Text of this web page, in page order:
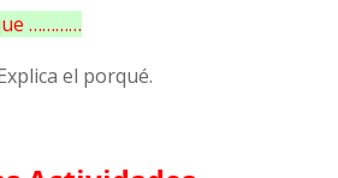
…………
el porqué.